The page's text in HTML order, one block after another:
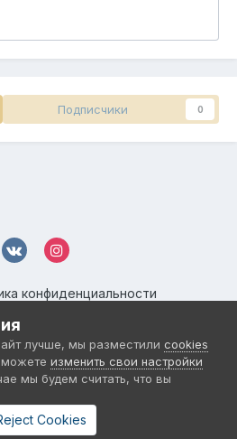
Подписчики 0
конфиденциальности
| All Rights Reserved.
Invision Community
лучше, мы разместили cookies
изменить свои настройки
мы будем считать, что вы
Cookies